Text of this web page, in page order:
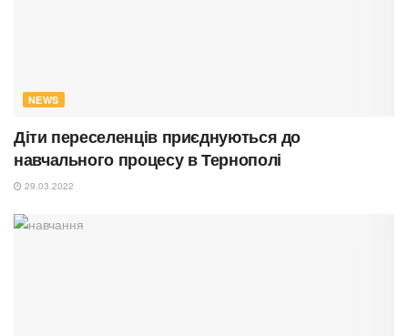
NEWS
Діти переселенців приєднуються до
навчального процесу в Тернополі
29.03.2022